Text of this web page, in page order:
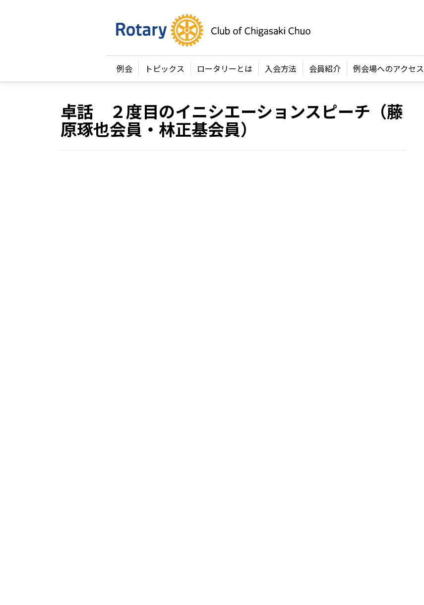
例会 トピックス ロータリーとは 入会方法 会員紹介 例会場へのアクセス
卓話 ２度目のイニシエーションスピーチ（藤
原琢也会員・林正基会員）